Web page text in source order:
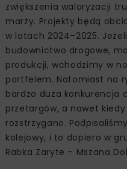
zwiększenia waloryzacji
marży. Projekty będą
w latach 2024–2025.
budownictwo drogowe,
produkcji, wchodzimy w
portfelem. Natomiast na
bardzo duża konkurencja
przetargów, a nawet
rozstrzygano.
kolejowy, i to dopiero w
Rabka Zaryte – Mszana